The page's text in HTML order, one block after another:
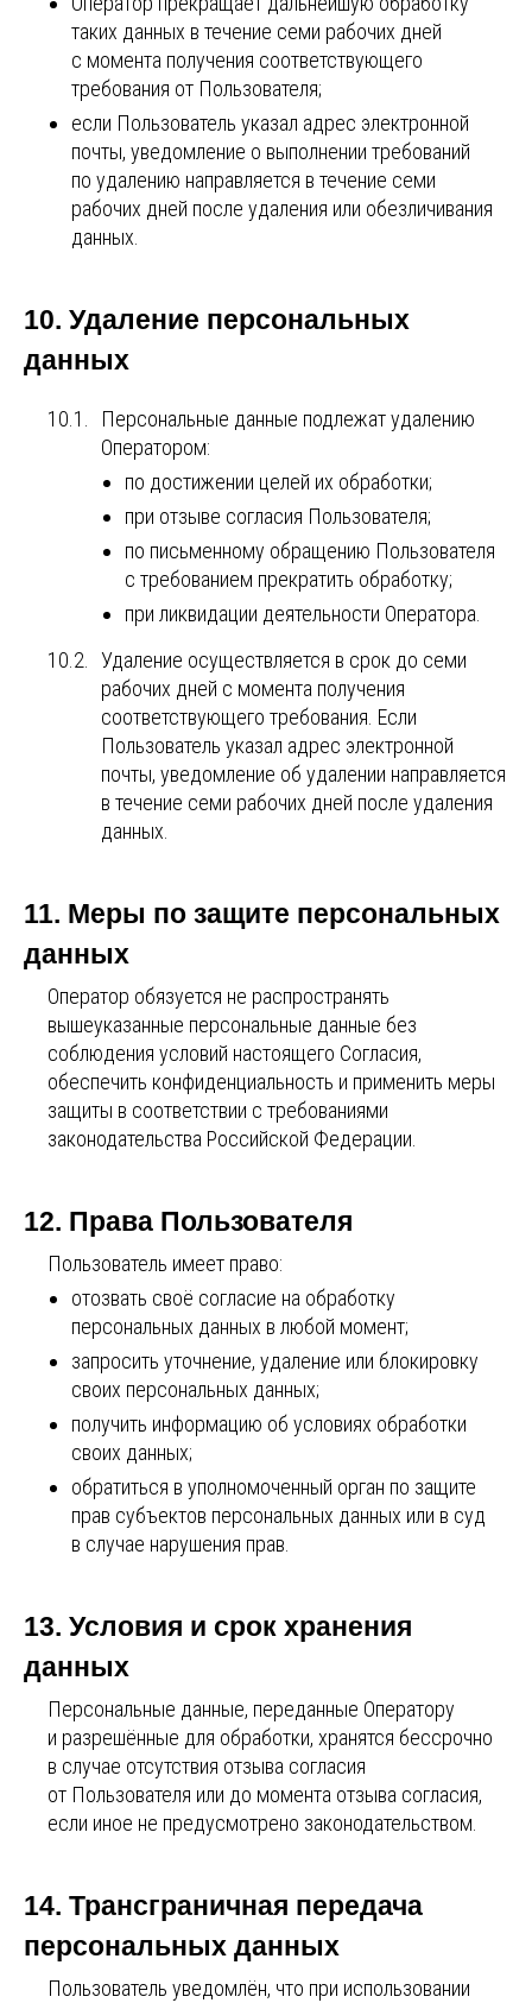
таких данных в течение семи рабочих дней
с момента получения соответствующего
требования от Пользователя;
если Пользователь указал адрес электронной
почты, уведомление о выполнении требований
по удалению направляется в течение семи
рабочих дней после удаления или обезличивания
данных.
10. Удаление персональных
данных
10.1.
Персональные данные подлежат удалению
Оператором:
по достижении целей их обработки;
при отзыве согласия Пользователя;
по письменному обращению Пользователя
с требованием прекратить обработку;
при ликвидации деятельности Оператора.
10.2.
Удаление осуществляется в срок до семи
рабочих дней с момента получения
соответствующего требования. Если
Пользователь указал адрес электронной
почты, уведомление об удалении направляется
в течение семи рабочих дней после удаления
данных.
11. Меры по защите персональных
данных
Оператор обязуется не распространять
вышеуказанные персональные данные без
соблюдения условий настоящего Согласия,
обеспечить конфиденциальность и применить меры
защиты в соответствии с требованиями
законодательства Российской Федерации.
12. Права Пользователя
Пользователь имеет право:
отозвать своё согласие на обработку
персональных данных в любой момент;
запросить уточнение, удаление или блокировку
своих персональных данных;
получить информацию об условиях обработки
своих данных;
обратиться в уполномоченный орган по защите
прав субъектов персональных данных или в суд
в случае нарушения прав.
13. Условия и срок хранения
данных
Персональные данные, переданные Оператору
и разрешённые для обработки, хранятся бессрочно
в случае отсутствия отзыва согласия
от Пользователя или до момента отзыва согласия,
если иное не предусмотрено законодательством.
14. Трансграничная передача
персональных данных
Пользователь уведомлён, что при использовании